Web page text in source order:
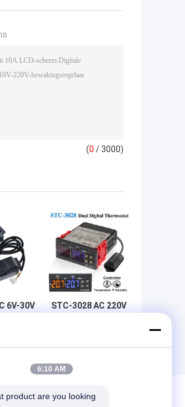
(0 / 3000)
6V-30V
STC-3028 AC 220V
6:10 AM
product are you looking